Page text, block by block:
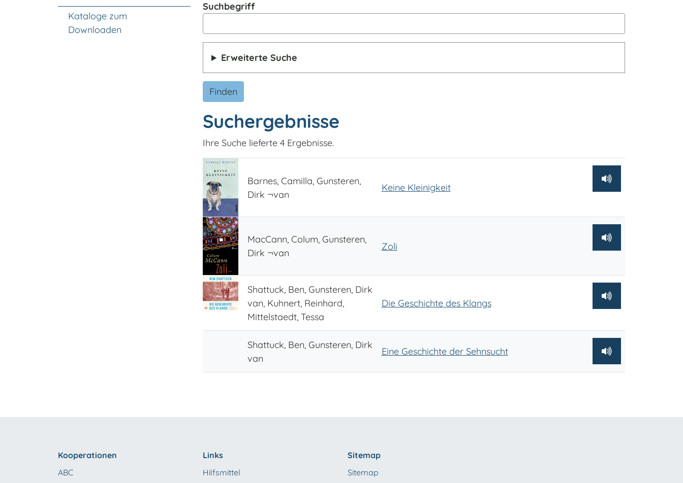
Suchbegriff
Erweiterte Suche
Finden
Suchergebnisse
Ihre Suche lieferte 4 Ergebnisse.
Barnes, Camilla, Gunsteren,
Dirk ¬van
Keine Kleinigkeit
MacCann, Colum, Gunsteren,
Dirk ¬van
Zoli
Shattuck, Ben, Gunsteren, Dirk
van, Kuhnert, Reinhard,
Mittelstaedt, Tessa
Die Geschichte des Klangs
Shattuck, Ben, Gunsteren, Dirk
van
Eine Geschichte der Sehnsucht
Kataloge zum
Downloaden
Kooperationen
ABC
Links
Hilfsmittel
Sitemap
Sitemap